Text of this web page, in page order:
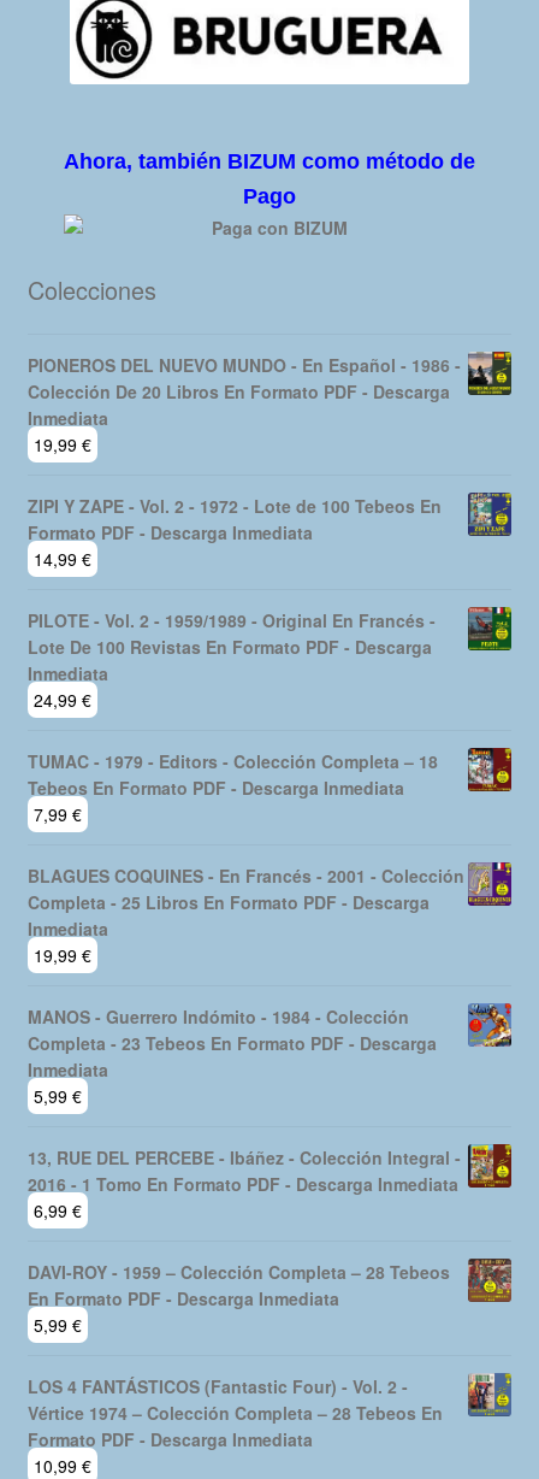
Ahora, también BIZUM como método de
Pago
Colecciones
PIONEROS DEL NUEVO MUNDO - En Español - 1986 -
Colección De 20 Libros En Formato PDF - Descarga
Inmediata
19,99 €
ZIPI Y ZAPE - Vol. 2 - 1972 - Lote de 100 Tebeos En
Formato PDF - Descarga Inmediata
14,99 €
PILOTE - Vol. 2 - 1959/1989 - Original En Francés -
Lote De 100 Revistas En Formato PDF - Descarga
Inmediata
24,99 €
TUMAC - 1979 - Editors - Colección Completa – 18
Tebeos En Formato PDF - Descarga Inmediata
7,99 €
BLAGUES COQUINES - En Francés - 2001 - Colección
Completa - 25 Libros En Formato PDF - Descarga
Inmediata
19,99 €
MANOS - Guerrero Indómito - 1984 - Colección
Completa - 23 Tebeos En Formato PDF - Descarga
Inmediata
5,99 €
13, RUE DEL PERCEBE - Ibáñez - Colección Integral -
2016 - 1 Tomo En Formato PDF - Descarga Inmediata
6,99 €
DAVI-ROY - 1959 – Colección Completa – 28 Tebeos
En Formato PDF - Descarga Inmediata
5,99 €
LOS 4 FANTÁSTICOS (Fantastic Four) - Vol. 2 -
Vértice 1974 – Colección Completa – 28 Tebeos En
Formato PDF - Descarga Inmediata
10,99 €